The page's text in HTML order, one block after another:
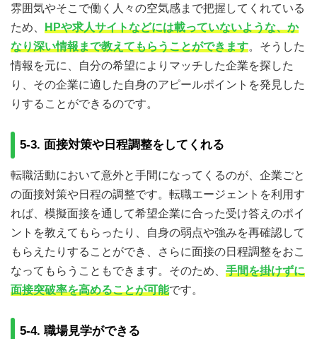
雰囲気やそこで働く人々の空気感まで把握してくれている
ため、 HPや求人サイトなどには載っていないような、か
なり深い情報まで教えてもらうことができます。そうした
情報を元に、自分の希望によりマッチした企業を探した
り、その企業に適した自身のアピールポイントを発見した
りすることができるのです。
5-3. 面接対策や日程調整をしてくれる
転職活動において意外と手間になってくるのが、企業ごと
の面接対策や日程の調整です。転職エージェントを利用す
れば、模擬面接を通して希望企業に合った受け答えのポイ
ントを教えてもらったり、自身の弱点や強みを再確認して
もらえたりすることができ、さらに面接の日程調整をおこ
なってもらうこともできます。そのため、 手間を掛けずに
面接突破率を高めることが可能です。
5-4. 職場見学ができる